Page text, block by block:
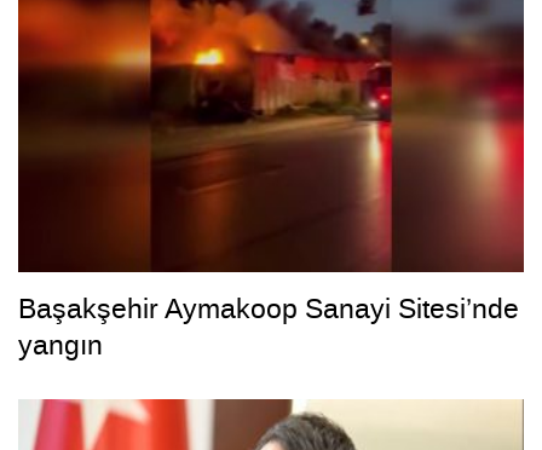
Başakşehir Aymakoop Sanayi Sitesi’nde
yangın